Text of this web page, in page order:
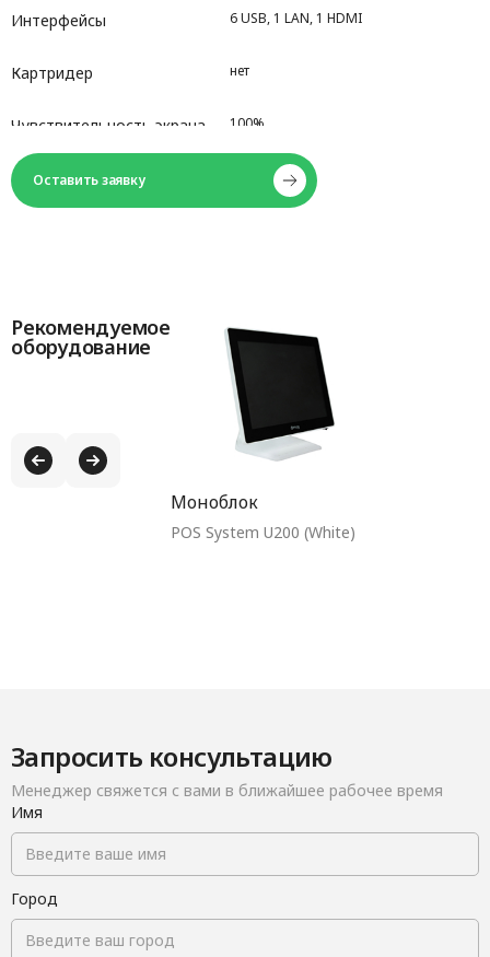
Интерфейсы 6 USB, 1 LAN, 1 HDMI
Картридер нет
Чувствительность экрана 100%
Сетевая карта Встроенный WI-FI адаптер
Оставить заявку
Рекомендуемое
оборудование
Моноблок
POS System U200 (White)
Запросить консультацию
Менеджер свяжется с вами в ближайшее рабочее время
Имя
Город